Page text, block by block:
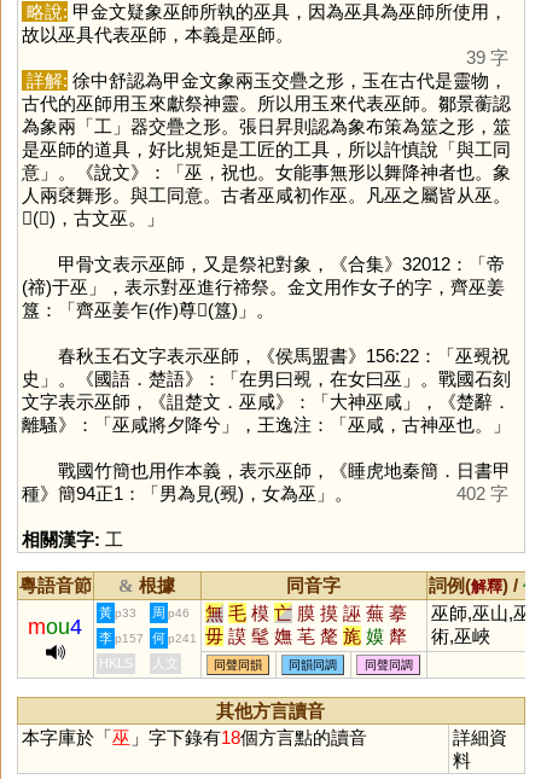
略說: 甲金文疑象巫師所執的巫具，因為巫具為巫師所使用，
故以巫具代表巫師，本義是巫師。
39 字
詳解: 徐中舒認為甲金文象兩玉交疊之形，玉在古代是靈物，
古代的巫師用玉來獻祭神靈。所以用玉來代表巫師。鄒景蘅認
為象兩「工」器交疊之形。張日昇則認為象布策為筮之形，筮
是巫師的道具，好比規矩是工匠的工具，所以許慎說「與工同
意」。《說文》：「巫，祝也。女能事無形以舞降神者也。象
人兩褎舞形。與工同意。古者巫咸初作巫。凡巫之屬皆从巫。
𠮎(𢍮)，古文巫。」
甲骨文表示巫師，又是祭祀對象，《合集》32012：「帝
(禘)于巫」，表示對巫進行禘祭。金文用作女子的字，齊巫姜
簋：「齊巫姜乍(作)尊𣪕(簋)」。
春秋玉石文字表示巫師，《侯馬盟書》156:22：「巫覡祝
史」。《國語．楚語》：「在男曰覡，在女曰巫」。戰國石刻
文字表示巫師，《詛楚文．巫咸》：「大神巫咸」，《楚辭．
離騷》：「巫咸將夕降兮」，王逸注：「巫咸，古神巫也。」
戰國竹簡也用作本義，表示巫師，《睡虎地秦簡．日書甲
種》簡94正1：「男為見(覡)，女為巫」。
402 字
相關漢字: 工
粵語音節 & 根據 同音字 詞例(解釋) /
mou4
黃 p33 周 p46 無 毛 模 亡 膜 摸 誣 蕪 摹
毋 謨 髦 嫵 芼 氂 旄 嫫 犛
譕 瞴 軞 莁 氁 枆 堥 糢 鷡
橆 酕
巫師,巫山,巫
術,巫峽
李 p157 何 p241
HKLS 人文 同聲同韻 同韻同調 同聲同調
其他方言讀音
本字庫於「巫 」字下錄有18個方言點的讀音
詳細資
料